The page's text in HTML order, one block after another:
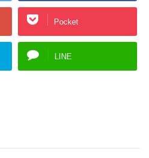
Pocket
LINE